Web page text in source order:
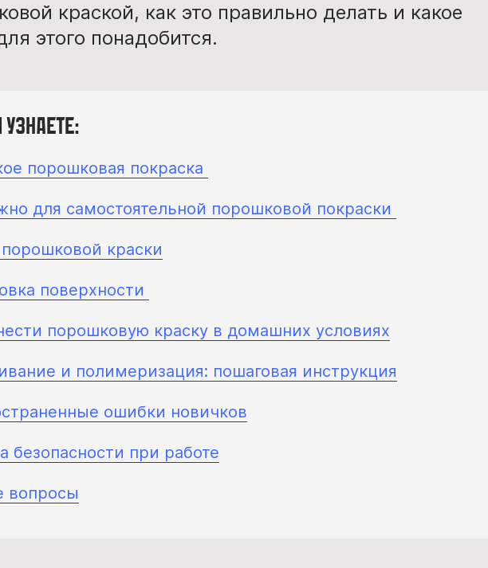
краской, как это правильно делать и какое
этого понадобится.
порошковая покраска
для самостоятельной порошковой покраски
краски
поверхности
порошковую краску в домашних условиях
и полимеризация: пошаговая инструкция
ошибки новичков
безопасности при работе
вопросы